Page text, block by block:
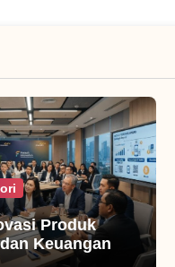
Produk
Keuangan